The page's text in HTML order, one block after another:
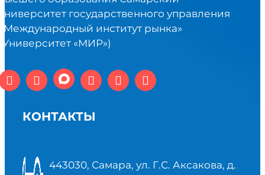
государственного управления
институт рынка»
«МИР»)
КОНТАКТЫ
443030, Самара, ул. Г.С. Аксакова, д.